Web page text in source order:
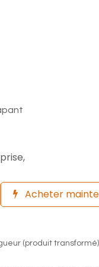
Acheter
(produit transformé)